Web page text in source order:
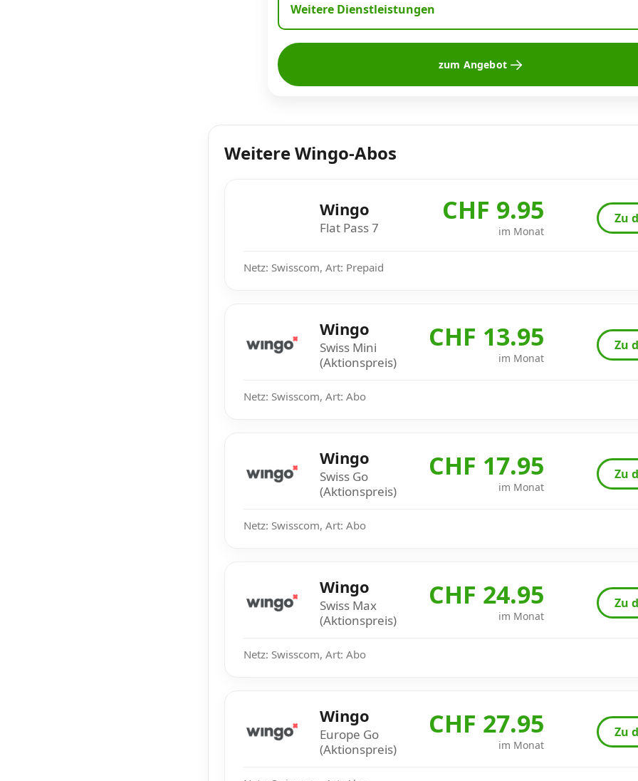
Weitere Dienstleistungen
zum Angebot
Weitere Wingo-Abos
Wingo
Flat Pass 7
CHF 9.95
im Monat
Zu
Netz: Swisscom, Art: Prepaid
Wingo
Swiss Mini
(Aktionspreis)
CHF 13.95
im Monat
Zu
Netz: Swisscom, Art: Abo
Wingo
Swiss Go
(Aktionspreis)
CHF 17.95
im Monat
Zu
Netz: Swisscom, Art: Abo
Wingo
Swiss Max
(Aktionspreis)
CHF 24.95
im Monat
Zu
Netz: Swisscom, Art: Abo
Wingo
Europe Go
(Aktionspreis)
CHF 27.95
im Monat
Zu